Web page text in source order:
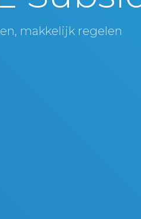
makkelijk regelen